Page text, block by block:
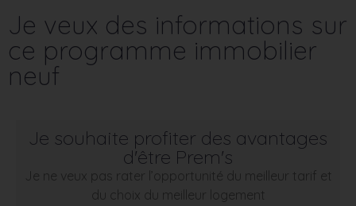
Je veux des informations sur
ce programme immobilier
neuf
Je souhaite profiter des avantages
d'être Prem's
Je ne veux pas rater l’opportunité du meilleur tarif et
du choix du meilleur logement